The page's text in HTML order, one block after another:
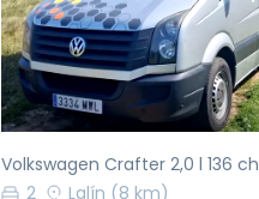
Precedente
Volkswagen Crafter 2,0 l 136 ch
2
Lalín (8 km)